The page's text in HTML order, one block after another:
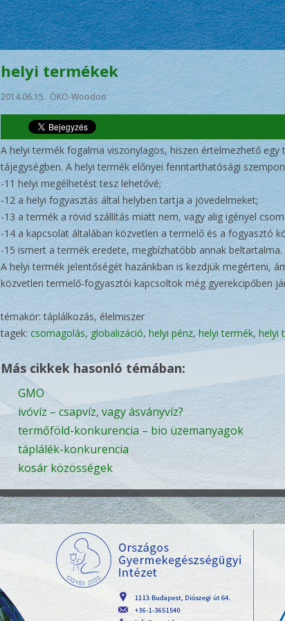
helyi termékek
2014.06.15. ÖKO-Woodoo
A helyi termék fogalma viszonylagos, hiszen értelmezhető egy
tájegységben. A helyi termék előnyei fenntarthatósági
-11 helyi megélhetést tesz lehetővé;
-12 a helyi fogyasztás által helyben tartja a jövedelmeket;
-13 a termék a rövid szállítás miatt nem, vagy alig igényel
-14 a kapcsolat általában közvetlen a termelő és a fogyasztó
-15 ismert a termék eredete, megbízhatóbb annak beltartalma.
A helyi termék jelentőségét hazánkban is kezdjük megérteni,
közvetlen termelő-fogyasztói kapcsoltok még gyerekcipőben
témakör: táplálkozás, élelmiszer
tagek: csomagolás, globalizáció, helyi pénz, helyi termék, helyi
Más cikkek hasonló témában:
GMO
ivóvíz – csapvíz, vagy ásványvíz?
termőföld-konkurencia – bio üzemanyagok
táplálék-konkurencia
kosár közösségek